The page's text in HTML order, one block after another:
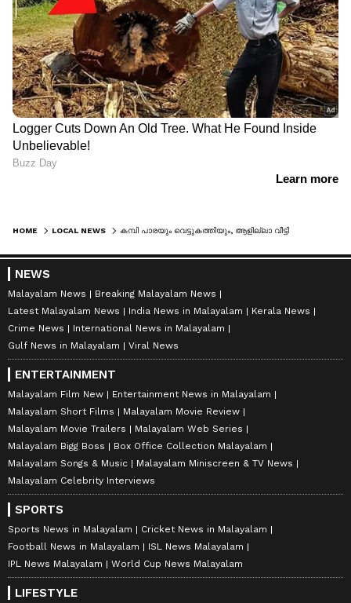
HOME LOCAL NEWS
NEWS
Malayalam News
Breaking Malayalam News
Latest Malayalam News
India News in Malayalam
Kerala News
Crime News
International News in Malayalam
Gulf News in Malayalam
Viral News
ENTERTAINMENT
Malayalam Film New
Entertainment News in Malayalam
Malayalam Short Films
Malayalam Movie Review
Malayalam Movie Trailers
Malayalam Web Series
Malayalam Bigg Boss
Box Office Collection Malayalam
Malayalam Songs & Music
Malayalam Miniscreen & TV News
Malayalam Celebrity Interviews
SPORTS
Sports News in Malayalam
Cricket News in Malayalam
Football News in Malayalam
ISL News Malayalam
IPL News Malayalam
World Cup News Malayalam
LIFESTYLE